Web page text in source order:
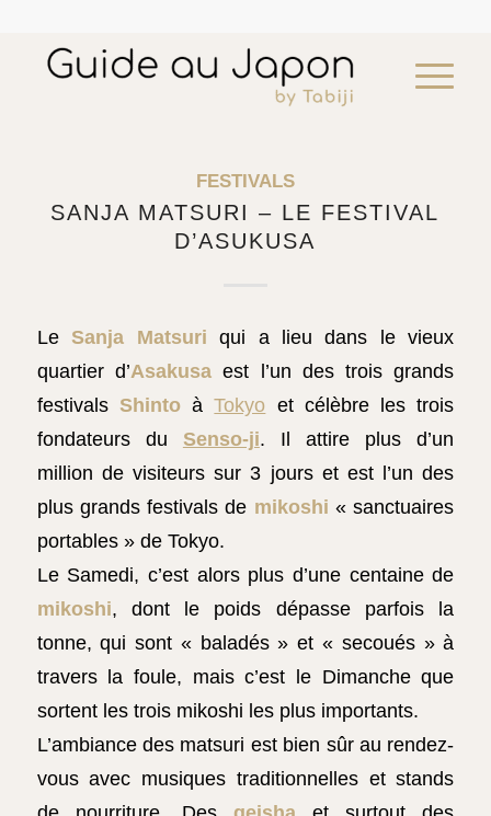
FESTIVALS
SANJA MATSURI – LE FESTIVAL
D’ASUKUSA
LeSanja Matsuri qui a lieu dans le vieux
quartier d’Asakusaest l’un des trois grands
festivals ShintoàTokyo et célèbre les trois
fondateurs du Senso-ji. Il attire plus d’un
million de visiteurs sur 3 jours et est l’un des
plus grands festivals de mikoshi « sanctuaires
portables » de Tokyo.
Le Samedi, c’est alors plus d’une centaine de
mikoshi, dont le poids dépasse parfois la
tonne, qui sont « baladés » et « secoués » à
travers la foule, mais c’est le Dimanche que
sortent les trois mikoshi les plus importants.
L’ambiance des matsuri est bien sûr au rendez-
vous avec musiques traditionnelles et stands